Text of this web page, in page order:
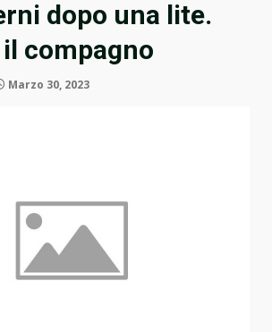
dopo una lite.
compagno
Marzo 30, 2023